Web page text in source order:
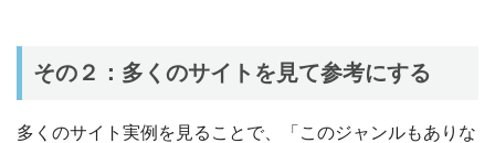
その２：多くのサイトを見て参考にする
多くのサイト実例を見ることで、「このジャンルもありな